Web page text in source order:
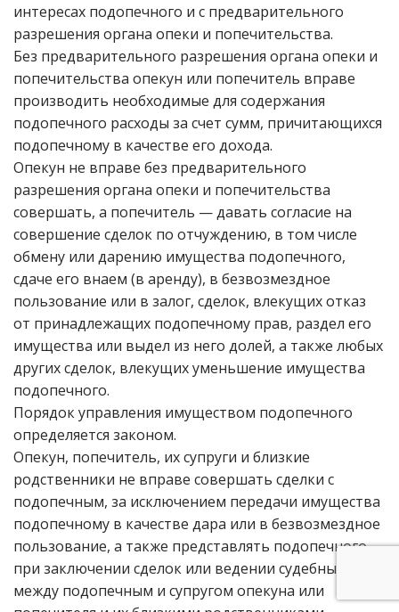
интересах подопечного и с предварительного
разрешения органа опеки и попечительства.
Без предварительного разрешения органа опеки и
попечительства опекун или попечитель вправе
производить необходимые для содержания
подопечного расходы за счет сумм, причитающихся
подопечному в качестве его дохода.
Опекун не вправе без предварительного
разрешения органа опеки и попечительства
совершать, а попечитель — давать согласие на
совершение сделок по отчуждению, в том числе
обмену или дарению имущества подопечного,
сдаче его внаем (в аренду), в безвозмездное
пользование или в залог, сделок, влекущих отказ
от принадлежащих подопечному прав, раздел его
имущества или выдел из него долей, а также любых
других сделок, влекущих уменьшение имущества
подопечного.
Порядок управления имуществом подопечного
определяется законом.
Опекун, попечитель, их супруги и близкие
родственники не вправе совершать сделки с
подопечным, за исключением передачи имущества
подопечному в качестве дара или в безвозмездное
пользование, а также представлять подопечного
при заключении сделок или ведении судебных дел
между подопечным и супругом опекуна или